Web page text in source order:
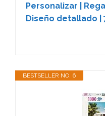
Personalizar |
Diseño detallado |
BESTSELLER NO. 6